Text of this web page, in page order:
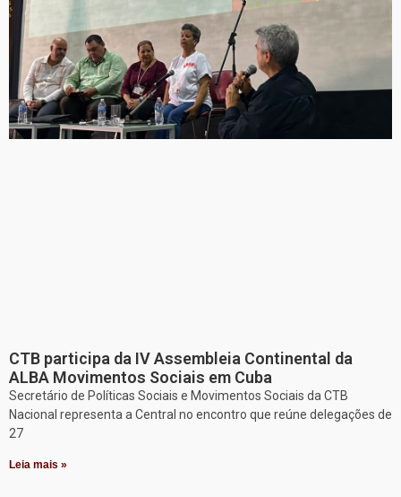
CTB participa da IV Assembleia Continental da
ALBA Movimentos Sociais em Cuba
Secretário de Políticas Sociais e Movimentos Sociais da CTB
Nacional representa a Central no encontro que reúne delegações de
27
Leia mais »